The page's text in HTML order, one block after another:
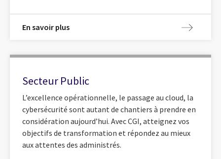
En savoir plus
Secteur Public
L’excellence opérationnelle, le passage au cloud, la
cybersécurité sont autant de chantiers à prendre en
considération aujourd’hui. Avec CGI, atteignez vos
objectifs de transformation et répondez au mieux
aux attentes des administrés.